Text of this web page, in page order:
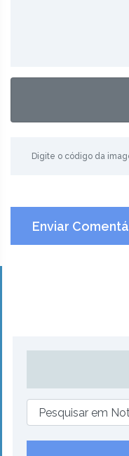
Enviar